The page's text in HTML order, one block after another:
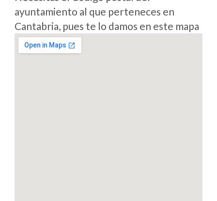
ayuntamiento al que perteneces en
Cantabria, pues te lo damos en este mapa